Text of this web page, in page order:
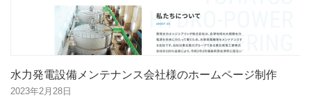
水力発電設備メンテナンス会社様のホームページ制作
2023年2月28日